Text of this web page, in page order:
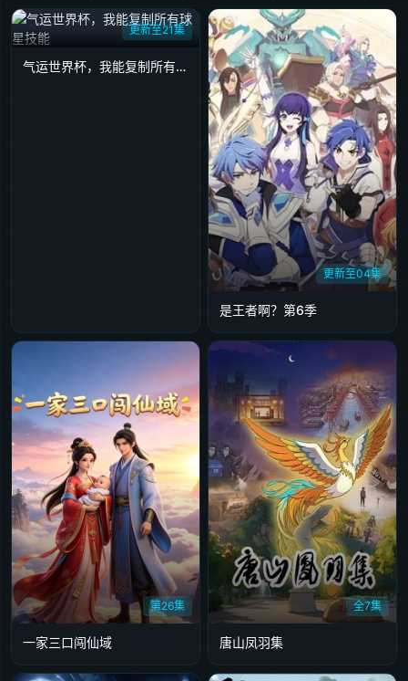
更新至21集
气运世界杯，我能复制所有球星技能
更新至04集
是王者啊？第6季
第26集
一家三口闯仙域
全7集
唐山凤羽集